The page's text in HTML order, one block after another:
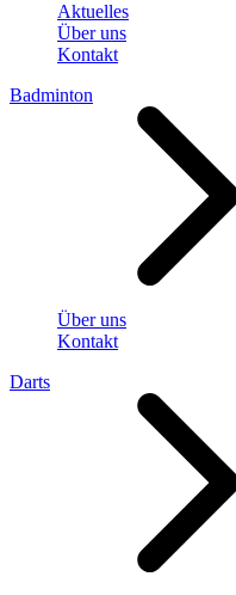
Aktuelles
Über uns
Kontakt
Badminton
Über uns
Kontakt
Darts